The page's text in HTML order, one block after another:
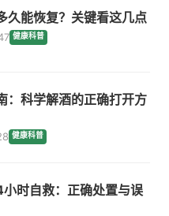
久能恢复？关键看这几点
健康科普
：科学解酒的正确打开方
健康科普
时自救：正确处置与误